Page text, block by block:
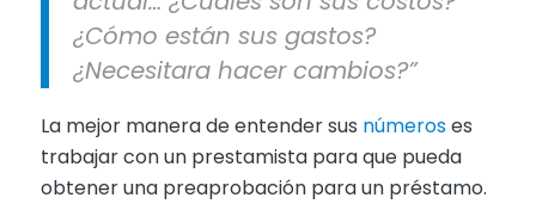
¿Cómo están sus gastos?
¿Necesitara hacer cambios?”
La mejor manera de entender sus númeroses
trabajar con un prestamista para que pueda
obtener una preaprobación para un préstamo.